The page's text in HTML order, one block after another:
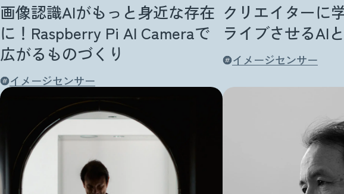
画像認識AIがもっと身近な存在
に！Raspberry Pi AI Cameraで
広がるものづくり
イメージセンサー
クリエイターに
ライブさせるAI
イメージセンサー